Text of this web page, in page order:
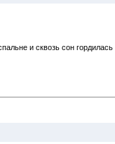
и сквозь сон